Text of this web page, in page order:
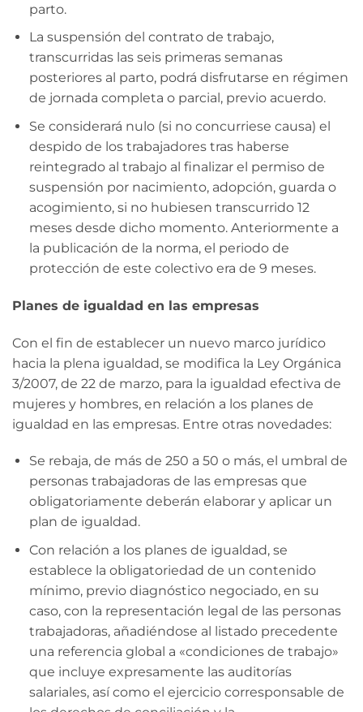
parto.
La suspensión del contrato de trabajo,
transcurridas las seis primeras semanas
posteriores al parto, podrá disfrutarse en régimen
de jornada completa o parcial, previo acuerdo.
Se considerará nulo (si no concurriese causa) el
despido de los trabajadores tras haberse
reintegrado al trabajo al finalizar el permiso de
suspensión por nacimiento, adopción, guarda o
acogimiento, si no hubiesen transcurrido 12
meses desde dicho momento. Anteriormente a
la publicación de la norma, el periodo de
protección de este colectivo era de 9 meses.
Planes de igualdad en las empresas
Con el fin de establecer un nuevo marco jurídico
hacia la plena igualdad, se modifica la Ley Orgánica
3/2007, de 22 de marzo, para la igualdad efectiva de
mujeres y hombres, en relación a los planes de
igualdad en las empresas. Entre otras novedades:
Se rebaja, de más de 250 a 50 o más, el umbral de
personas trabajadoras de las empresas que
obligatoriamente deberán elaborar y aplicar un
plan de igualdad.
Con relación a los planes de igualdad, se
establece la obligatoriedad de un contenido
mínimo, previo diagnóstico negociado, en su
caso, con la representación legal de las personas
trabajadoras, añadiéndose al listado precedente
una referencia global a «condiciones de trabajo»
que incluye expresamente las auditorías
salariales, así como el ejercicio corresponsable de